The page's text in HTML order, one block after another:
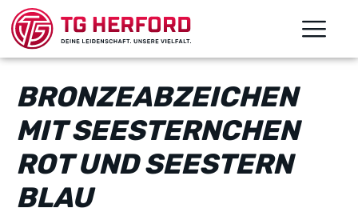
BRONZEABZEICHEN
MIT SEESTERNCHEN
ROT UND SEESTERN
BLAU